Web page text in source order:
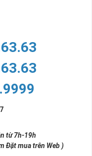
từ 7h-19h
Đặt mua trên Web )